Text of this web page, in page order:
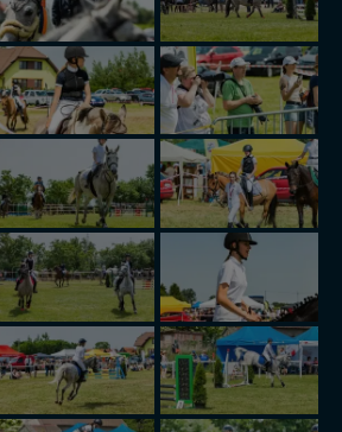
oraz nie udostępnia
podmiotom oraz osobom
jest sytuacja, gdy przekazanie
elementem usługi (przekazanie
kontaktowego, przekazanie danych
usług typu: nocleg, czartery,
o zasadach i funkcjonalności
Serwisu
danych jest: Agencja
Monika Borkowska, z siedzibą ul.
Giżycko. Możesz z nami
pośrednictwem tejstrony.
zażądać dostępu do swoich
poprawienia lub usunięcia,
Pamiętaj jednak, że nie
techniczne zrealizowanie Twoich